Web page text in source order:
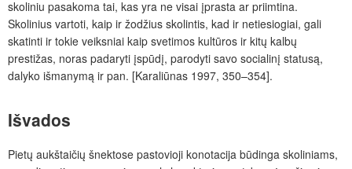
skoliniu pasakoma tai, kas yra ne visai įprasta ar priimtina.
Skolinius vartoti, kaip ir žodžius skolintis, kad ir netiesiogiai, gali
skatinti ir tokie veiksniai kaip svetimos kultūros ir kitų kalbų
prestižas, noras padaryti įspūdį, parodyti savo socialinį statusą,
dalyko išmanymą ir pan. [Karaliūnas 1997, 350–354].
Išvados
Pietų aukštaičių šnektose pastovioji konotacija būdinga skoliniams,